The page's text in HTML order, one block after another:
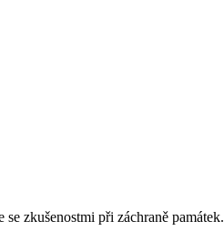
zkušenostmi při záchraně památek.